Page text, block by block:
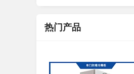
热门产品